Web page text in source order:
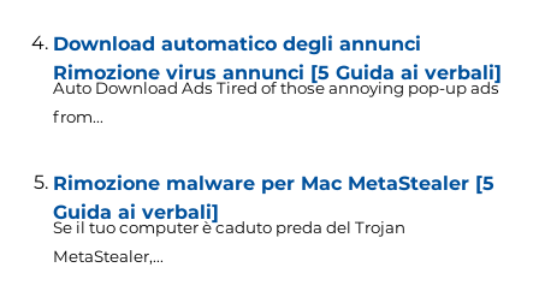
Download automatico degli annunci
Rimozione virus annunci [5 Guida ai verbali]
Auto Download Ads Tired of those annoying pop-up ads
from...
Rimozione malware per Mac MetaStealer [5
Guida ai verbali]
Se il tuo computer è caduto preda del Trojan
MetaStealer,...